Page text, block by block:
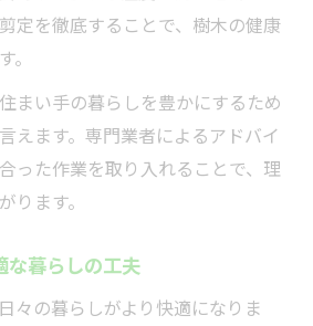
定を徹底することで、樹木の健康
。
まい手の暮らしを豊かにするため
えます。専門業者によるアドバイ
った作業を取り入れることで、理
ります。
な暮らしの工夫
々の暮らしがより快適になりま